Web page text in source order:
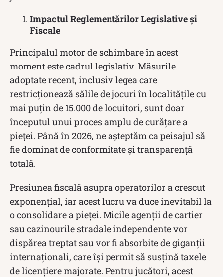
Impactul Reglementărilor Legislative și
Fiscale
Principalul motor de schimbare în acest
moment este cadrul legislativ. Măsurile
adoptate recent, inclusiv legea care
restricționează sălile de jocuri în localitățile cu
mai puțin de 15.000 de locuitori, sunt doar
începutul unui proces amplu de curățare a
pieței. Până în 2026, ne așteptăm ca peisajul să
fie dominat de conformitate și transparență
totală.
Presiunea fiscală asupra operatorilor a crescut
exponențial, iar acest lucru va duce inevitabil la
o consolidare a pieței. Micile agenții de cartier
sau cazinourile stradale independente vor
dispărea treptat sau vor fi absorbite de giganții
internaționali, care își permit să susțină taxele
de licențiere majorate. Pentru jucători, acest